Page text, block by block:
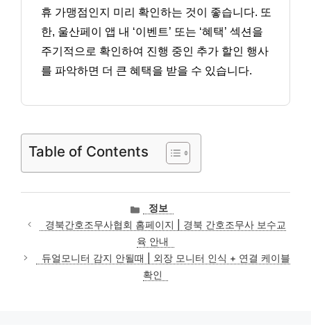
휴 가맹점인지 미리 확인하는 것이 좋습니다. 또
한, 울산페이 앱 내 ‘이벤트’ 또는 ‘혜택’ 섹션을
주기적으로 확인하여 진행 중인 추가 할인 행사
를 파악하면 더 큰 혜택을 받을 수 있습니다.
Table of Contents
카
테
고
리
정보
경북간호조무사협회 홈페이지 | 경북 간호조무사 보수교
육 안내
듀얼모니터 감지 안될때 | 외장 모니터 인식 + 연결 케이블
확인